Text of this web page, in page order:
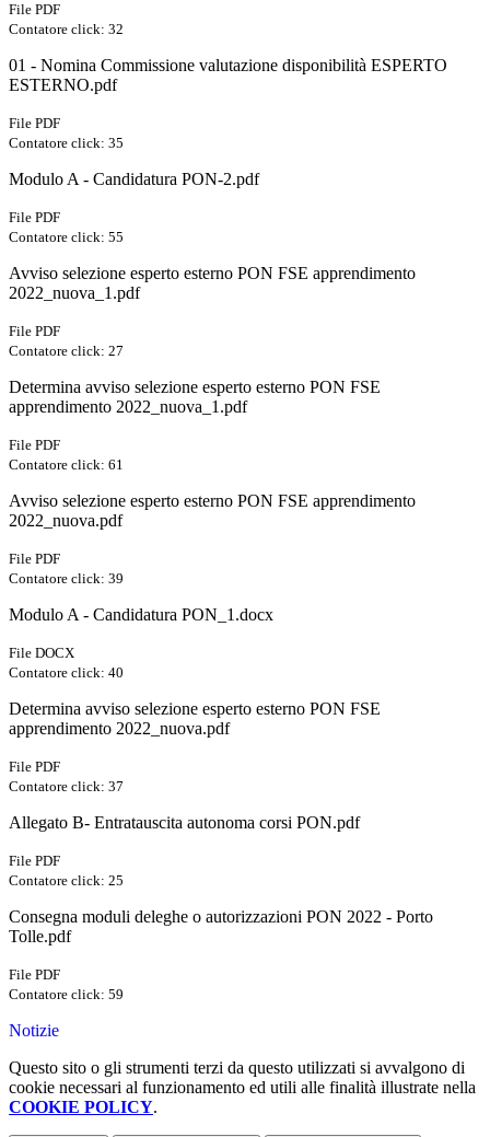
File PDF
Contatore click: 32
01 - Nomina Commissione valutazione disponibilità ESPERTO
ESTERNO.pdf
File PDF
Contatore click: 35
Modulo A - Candidatura PON-2.pdf
File PDF
Contatore click: 55
Avviso selezione esperto esterno PON FSE apprendimento
2022_nuova_1.pdf
File PDF
Contatore click: 27
Determina avviso selezione esperto esterno PON FSE
apprendimento 2022_nuova_1.pdf
File PDF
Contatore click: 61
Avviso selezione esperto esterno PON FSE apprendimento
2022_nuova.pdf
File PDF
Contatore click: 39
Modulo A - Candidatura PON_1.docx
File DOCX
Contatore click: 40
Determina avviso selezione esperto esterno PON FSE
apprendimento 2022_nuova.pdf
File PDF
Contatore click: 37
Allegato B- Entratauscita autonoma corsi PON.pdf
File PDF
Contatore click: 25
Consegna moduli deleghe o autorizzazioni PON 2022 - Porto
Tolle.pdf
File PDF
Contatore click: 59
Notizie
Questo sito o gli strumenti terzi da questo utilizzati si avvalgono di
cookie necessari al funzionamento ed utili alle finalità illustrate nella
COOKIE POLICY.